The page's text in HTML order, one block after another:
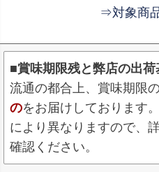
⇒対象商
■賞味期限残と弊店の出荷
流通の都合上、賞味期限
のをお届けしております
により異なりますので、
確認ください。